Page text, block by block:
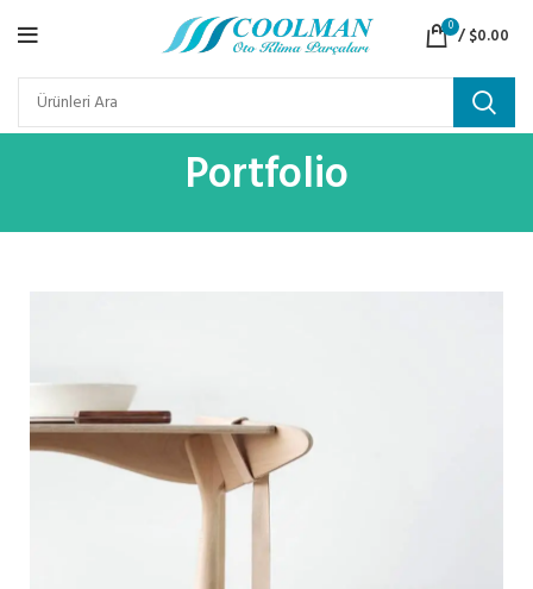
0 /$0.00
Portfolio